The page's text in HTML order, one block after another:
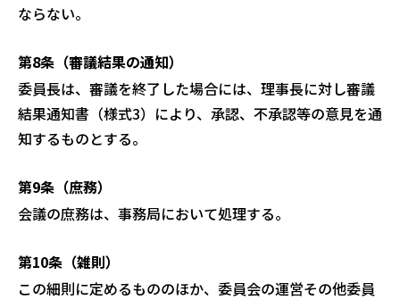
ならない。
第8条（審議結果の通知）
委員長は、審議を終了した場合には、理事長に対し審議
結果通知書（様式3）により、承認、不承認等の意見を通
知するものとする。
第9条（庶務）
会議の庶務は、事務局において処理する。
第10条（雑則）
この細則に定めるもののほか、委員会の運営その他委員